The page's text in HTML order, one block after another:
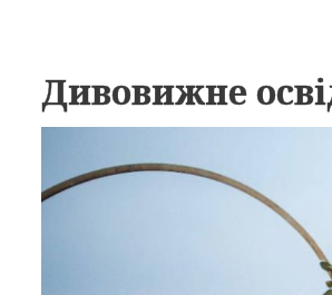
Дивовижне